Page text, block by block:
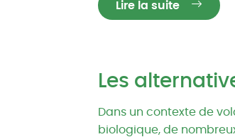
Lire la suite
Les
Dans un contexte de
biologique, de